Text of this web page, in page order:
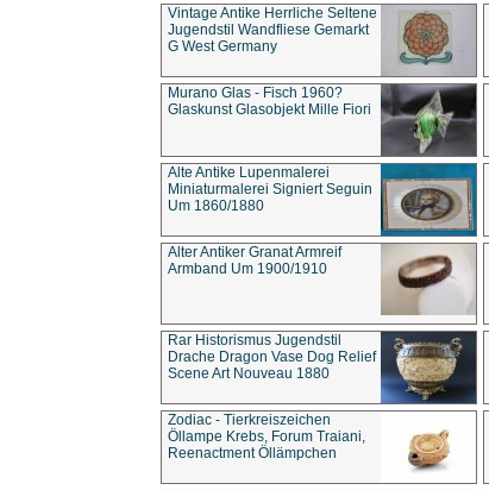
Vintage Antike Herrliche Seltene
Jugendstil Wandfliese Gemarkt
G West Germany
Murano Glas - Fisch 1960?
Glaskunst Glasobjekt Mille Fiori
Alte Antike Lupenmalerei
Miniaturmalerei Signiert Seguin
Um 1860/1880
Alter Antiker Granat Armreif
Armband Um 1900/1910
Rar Historismus Jugendstil
Drache Dragon Vase Dog Relief
Scene Art Nouveau 1880
Zodiac - Tierkreiszeichen
Öllampe Krebs, Forum Traiani,
Reenactment Öllämpchen